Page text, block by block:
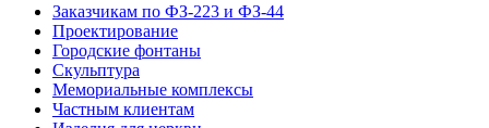
Заказчикам по ФЗ-223 и ФЗ-44
Проектирование
Городские фонтаны
Скульптура
Мемориальные комплексы
Частным клиентам